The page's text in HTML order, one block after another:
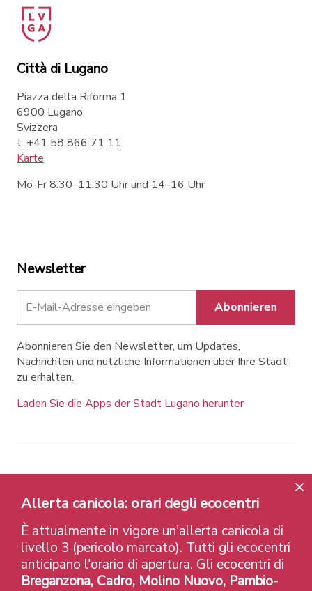
Città di Lugano
Piazza della Riforma 1
6900 Lugano
Svizzera
t. +41 58 866 71 11
Karte
Mo-Fr 8:30–11:30 Uhr und 14–16 Uhr
Newsletter
Abonnieren
Abonnieren Sie den Newsletter, um Updates,
Nachrichten und nützliche Informationen über Ihre Stadt
zu erhalten.
Laden Sie die Apps der Stadt Lugano herunter
Contatti Links
Rechtlicher Hinweis
Datenschutzrichtlinie
Labels und Auszeichnungen
Credits
© 2026 Città di Lugano
Allerta canicola: orari degli ecocentri
È attualmente in vigore un'allerta canicola di
livello 3 (pericolo marcato). Tutti gli ecocentri
anticipano l'orario di apertura. Gli ecocentri di
Breganzona, Cadro, Molino Nuovo, Pambio-